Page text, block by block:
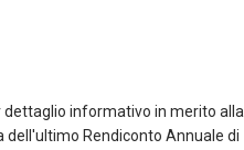
dettaglio informativo in merito alla
Rendiconto Annuale di